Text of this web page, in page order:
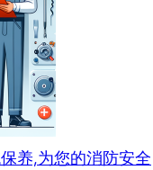
养,为您的消防安全